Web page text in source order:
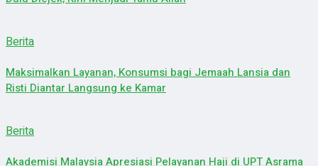
Berita
Maksimalkan Layanan, Konsumsi bagi Jemaah Lansia dan
Risti Diantar Langsung ke Kamar
Berita
Akademisi Malaysia Apresiasi Pelayanan Haji di UPT Asrama